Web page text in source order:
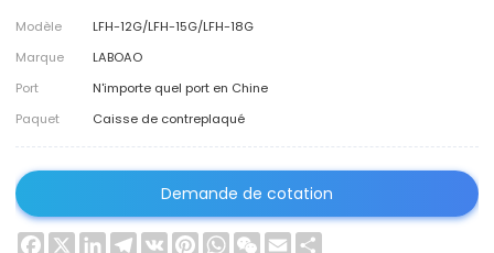
Modèle
LFH-12G/LFH-15G/LFH-18G
Marque
LABOAO
Port
N'importe quel port en Chine
Paquet
Caisse de contreplaqué
Demande de cotation
Facebook
X LinkedInTelegram
VK PinterestWhatsApp
WeChat
Email